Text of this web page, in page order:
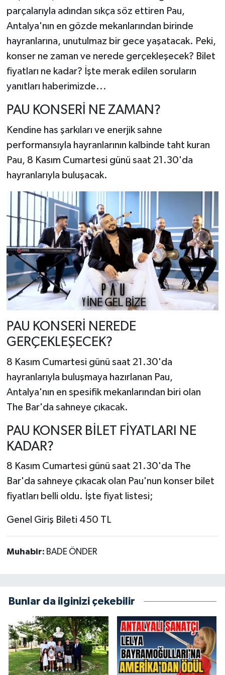
parçalarıyla adından sıkça söz ettiren Pau,
Antalya'nın en gözde mekanlarından birinde
hayranlarına, unutulmaz bir gece yaşatacak. Peki,
konser ne zaman ve nerede gerçekleşecek? Bilet
fiyatları ne kadar? İşte merak edilen soruların
yanıtları haberimizde...
PAU KONSERİ NE ZAMAN?
Kendine has şarkıları ve enerjik sahne
performansıyla hayranlarının kalbinde taht kuran
Pau, 8 Kasım Cumartesi günü saat 21.30'da
hayranlarıyla buluşacak.
PAU KONSERİ NEREDE
GERÇEKLEŞECEK?
8 Kasım Cumartesi günü saat 21.30'da
hayranlarıyla buluşmaya hazırlanan Pau,
Antalya'nın en spesifik mekanlarından biri olan
The Bar'da sahneye çıkacak.
PAU KONSER BİLET FİYATLARI NE
KADAR?
8 Kasım Cumartesi günü saat 21.30'da The
Bar'da sahneye çıkacak olan Pau'nun konser bilet
fiyatları belli oldu. İşte fiyat listesi;
Genel Giriş Bileti 450 TL
Muhabir: BADE ÖNDER
Bunlar da ilginizi çekebilir